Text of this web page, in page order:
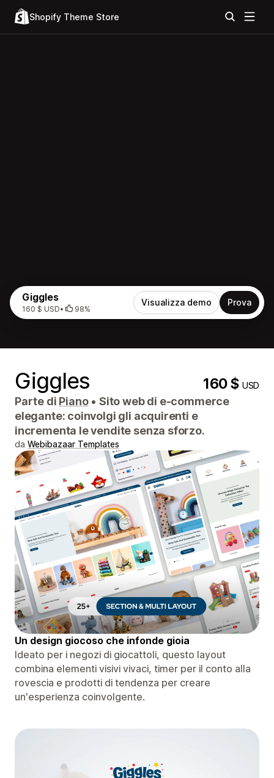
Shopify Theme Store
Giggles
160 $ USD• 98%
Visualizza demo Prova
Giggles 160 $USD
Parte di Piano • Sito web di e-commerce
elegante: coinvolgi gli acquirenti e
incrementa le vendite senza sforzo.
da Webibazaar Templates
Un design giocoso che infonde gioia
Ideato per i negozi di giocattoli, questo layout
combina elementi visivi vivaci, timer per il conto alla
rovescia e prodotti di tendenza per creare
un'esperienza coinvolgente.